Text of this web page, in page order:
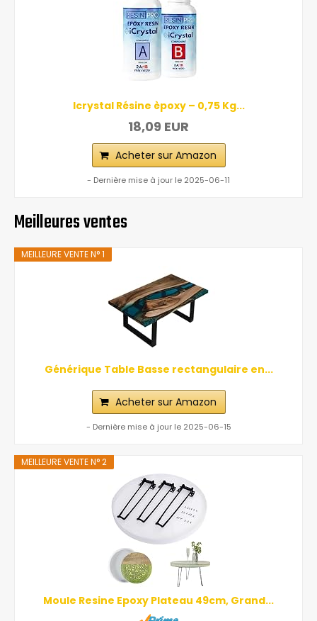
Icrystal Résine èpoxy – 0,75 Kg...
18,09 EUR
Acheter sur Amazon
- Dernière mise à jour le 2025-06-11
Meilleures ventes
MEILLEURE VENTE N° 1
Générique Table Basse rectangulaire en...
Acheter sur Amazon
- Dernière mise à jour le 2025-06-15
MEILLEURE VENTE N° 2
Moule Resine Epoxy Plateau 49cm, Grand...